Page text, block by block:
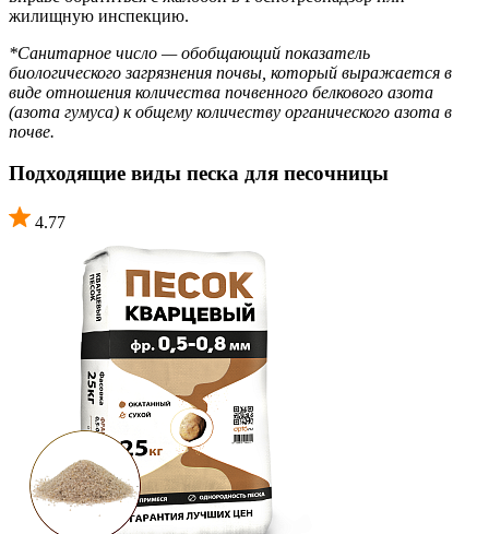
жилищную инспекцию.
*Санитарное число — обобщающий показатель
биологического загрязнения почвы, который выражается в
виде отношения количества почвенного белкового азота
(азота гумуса) к общему количеству органического азота в
почве.
Подходящие виды песка для песочницы
4.77